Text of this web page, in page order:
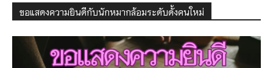
ขอแสดงความยินดีกับนักหมากล้อมระดับดั้งคนใหม่